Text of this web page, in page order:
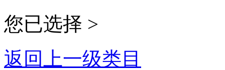
您已选择 >
返回上一级类目